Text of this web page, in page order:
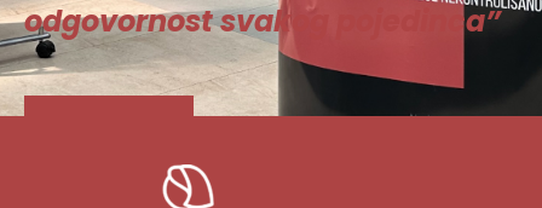
odgovornost svakog pojedinca”